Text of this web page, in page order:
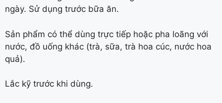
ngày. Sử dụng trước bữa ăn.
Sản phẩm có thể dùng trực tiếp hoặc pha loãng với
nước, đồ uống khác (trà, sữa, trà hoa cúc, nước hoa
quả).
Lắc kỹ trước khi dùng.